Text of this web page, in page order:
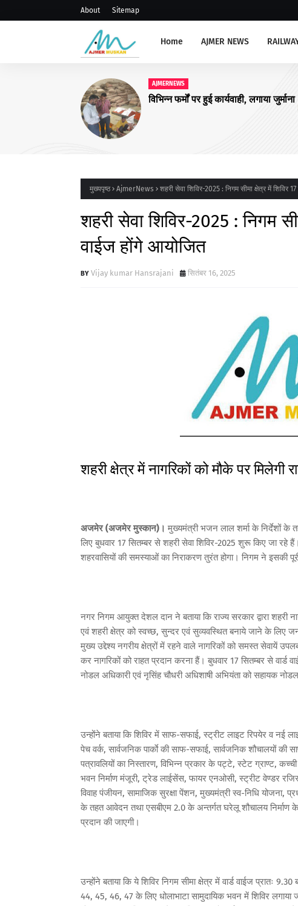
About Sitemap
Home AJMER NEWS
AJMERNEWS
संभाग स्तरीय प्राचार्य, रोवर रेंजर लीडर
मुख्यपृष्ठ AjmerNews शहरी सेवा शिविर-2025 : निगम सीमा क्षेत्र में शिविर
शहरी सेवा शिविर-2025 : निगम
वाईज होंगे आयोजित
Vijay kumar Hansrajani सितंबर 16, 2025
शहरी क्षेत्र में नागरिकों को मौके पर मिलेगी
अजमेर (अजमेर मुस्कान)। मुख्यमंत्री भजन लाल शर्मा के निर्देशों
लिए बुधवार 17 सितम्बर से शहरी सेवा शिविर-2025 शुरू किए जा रहे
शहरवासियों की समस्याओं का निराकरण तुरंत होगा। निगम ने इसकी
नगर निगम आयुक्त देशल दान ने बताया कि राज्य सरकार द्वारा
एवं शहरी क्षेत्र को स्वच्छ, सुन्दर एवं सुव्यवस्थित बनाये जाने के लिए
मुख्य उद्देश्य नगरीय क्षेत्रों में रहने वाले नागरिकों को समस्त सेवायें
कर नागरिकों को राहत प्रदान करना हैं। बुधवार 17 सितम्बर से वार्ड
नोडल अधिकारी एवं नृसिंह चौधरी अधिशाषी अभियंता को सहायक
उन्होंने बताया कि शिविर में साफ-सफाई, स्ट्रीट लाइट रिपयेर व नई
पेच वर्क, सार्वजनिक पार्काे की साफ-सफाई, सार्वजनिक शौचालयों
पत्रावलियों का निस्तारण, विभिन्न प्रकार के पट्टे, स्टेट ग्राण्ट,
भवन निर्माण मंजूरी, ट्रेड लाईसेंस, फायर एनओसी, स्ट्रीट वेण्डर
विवाह पंजीयन, सामाजिक सुरक्षा पेंशन, मुख्यमंत्री स्व-निधि योजना,
के तहत आवेदन तथा एसबीएम 2.0 के अन्तर्गत घरेलू शौचालय निर्माण
प्रदान की जाएगी।
उन्होंने बताया कि ये शिविर निगम सीमा क्षेत्र में वार्ड वाईज प्रातः
44, 45, 46, 47 के लिए धोलाभाटा सामुदायिक भवन में शिविर लगाया